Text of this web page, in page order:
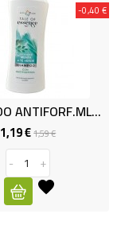
-0,40 €
SHAMPOO ANTIFORF.ML300 TOE
1,19 €Prezzo
base
1,59 €Prezzo
-
+